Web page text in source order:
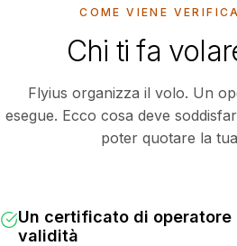
COME VIENE
Chi ti fa
Flyius organizza il volo. Un
esegue. Ecco cosa deve
poter quotare la
Un certificato di operatore
validità